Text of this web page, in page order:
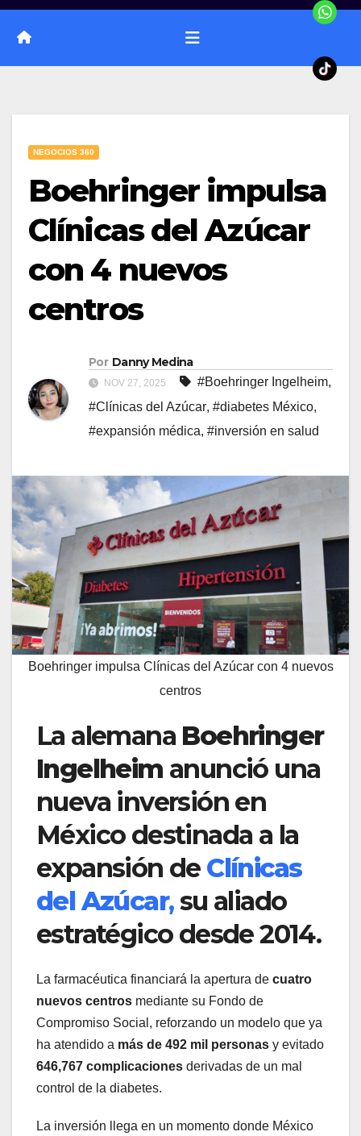
NEGOCIOS 360
Boehringer impulsa
Clínicas del Azúcar
con 4 nuevos
centros
Por Danny Medina
NOV 27, 2025 #Boehringer Ingelheim,
#Clínicas del Azúcar, #diabetes México,
#expansión médica, #inversión en salud
Boehringer impulsa Clínicas del Azúcar con 4 nuevos
centros
La alemana Boehringer
Ingelheim anunció una
nueva inversión en
México destinada a la
expansión de Clínicas
del Azúcar,su aliado
estratégico desde 2014.
La farmacéutica financiará la apertura de cuatro
nuevos centros mediante su Fondo de
Compromiso Social, reforzando un modelo que ya
ha atendido a más de 492 mil personas y evitado
646,767 complicaciones derivadas de un mal
control de la diabetes.
La inversión llega en un momento donde México